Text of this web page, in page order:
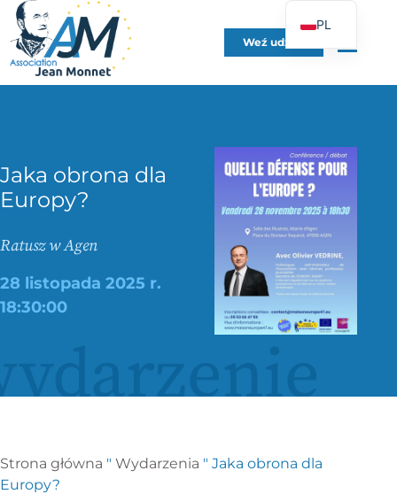
Weź udział
Jaka obrona dla
Europy?
Ratusz w Agen
28 listopada 2025 r.
18:30:00
Strona główna " Wydarzenia " Jaka obrona dla
Europy?
PL
FR
EN
IT
UK